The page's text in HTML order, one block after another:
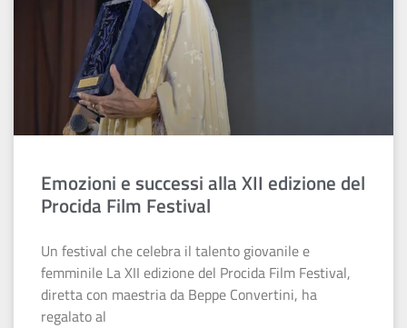
Emozioni e successi alla XII edizione del
Procida Film Festival
Un festival che celebra il talento giovanile e
femminile La XII edizione del Procida Film Festival,
diretta con maestria da Beppe Convertini, ha
regalato al